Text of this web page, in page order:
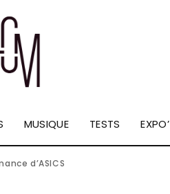
MUSIQUE TESTS EXPO’
d’ASICS